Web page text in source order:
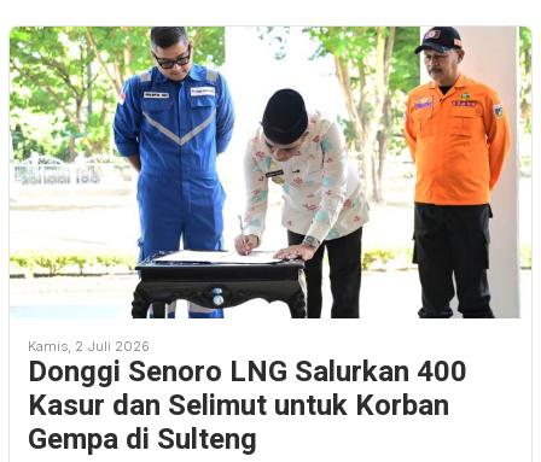
Kamis, 2 Juli 2026
Donggi Senoro LNG Salurkan 400
Kasur dan Selimut untuk Korban
Gempa di Sulteng